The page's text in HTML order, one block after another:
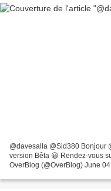
@davesalla @Sid380 Bonjour
version Bêta 😀 Rendez-vous
OverBlog (@OverBlog) June